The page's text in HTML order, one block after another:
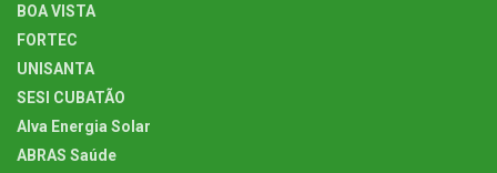
BOA VISTA
FORTEC
UNISANTA
SESI CUBATÃO
Alva Energia Solar
ABRAS Saúde